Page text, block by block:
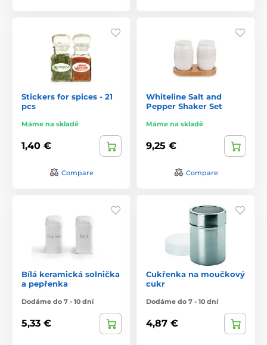
Stickers for spices - 21
pcs
Máme na skladě
1,40 €
Compare
Whiteline Salt and
Pepper Shaker Set
Máme na skladě
9,25 €
Compare
Bílá keramická solnička
a pepřenka
Dodáme do 7 - 10 dní
5,33 €
Cukřenka na moučkový
cukr
Dodáme do 7 - 10 dní
4,87 €